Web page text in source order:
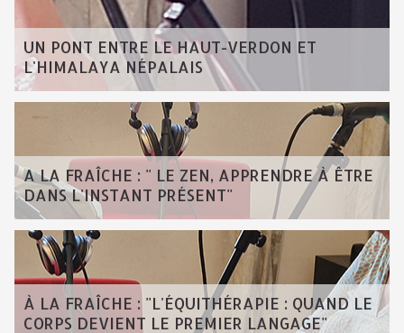
UN PONT ENTRE LE HAUT-VERDON ET
L'HIMALAYA NÉPALAIS
A LA FRAÎCHE : " LE ZEN, APPRENDRE À ÊTRE
DANS L'INSTANT PRÉSENT"
À LA FRAÎCHE : "L'ÉQUITHÉRAPIE : QUAND LE
CORPS DEVIENT LE PREMIER LANGAGE"